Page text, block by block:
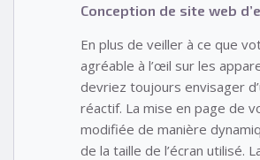
Conception de site web
En plus de veiller à ce que
agréable à l’œil sur les
devriez toujours envisager
réactif. La mise en page de
modifiée de manière
de la taille de l’écran utilisé.